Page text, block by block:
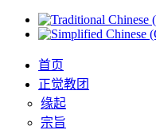
首页
正觉教团
缘起
宗旨